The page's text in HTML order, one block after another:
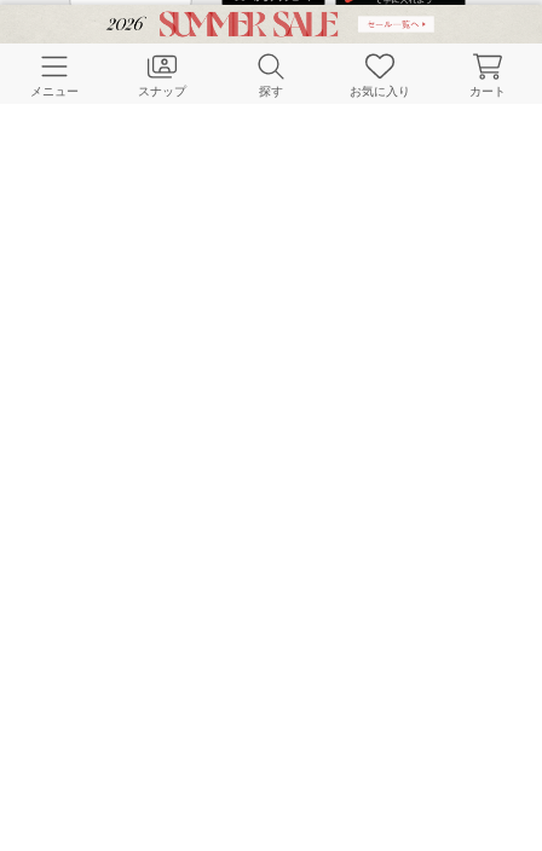
CUSTOMER SERVICE
メニュー スナップ 探す お気に入り カート